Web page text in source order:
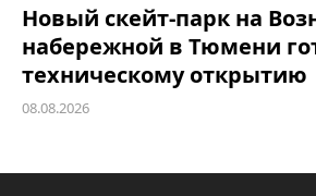
Новый скейт-парк на
набережной в Тюмени
техническому открытию
08.08.2026